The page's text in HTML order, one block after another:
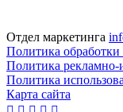
Отдел маркетинга
Политика
Политика
Политика
Карта сайта